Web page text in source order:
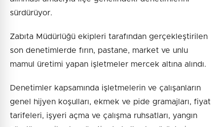
sürdürüyor.
Zabıta Müdürlüğü ekipleri tarafından gerçekleştirilen
son denetimlerde fırın, pastane, market ve unlu
mamul üretimi yapan işletmeler mercek altına alındı.
Denetimler kapsamında işletmelerin ve çalışanların
genel hijyen koşulları, ekmek ve pide gramajları, fiyat
tarifeleri, işyeri açma ve çalışma ruhsatları, yangın